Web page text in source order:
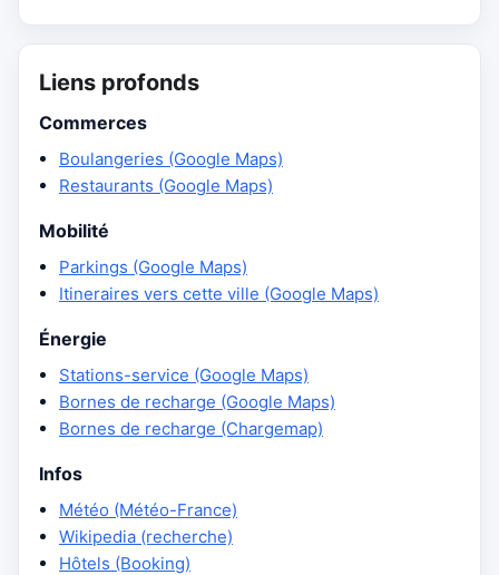
Liens profonds
Commerces
Boulangeries (Google Maps)
Restaurants (Google Maps)
Mobilité
Parkings (Google Maps)
Itineraires vers cette ville (Google Maps)
Énergie
Stations-service (Google Maps)
Bornes de recharge (Google Maps)
Bornes de recharge (Chargemap)
Infos
Météo (Météo-France)
Wikipedia (recherche)
Hôtels (Booking)